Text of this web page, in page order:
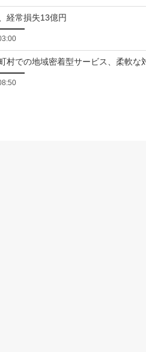
経常損失13億円
村での地域密着型サービス、柔軟な